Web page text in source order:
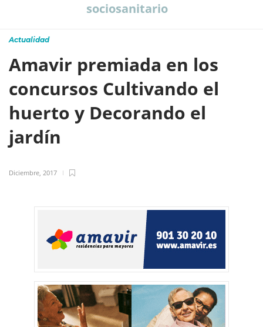
sociosanitario
Actualidad
Amavir premiada en los
concursos Cultivando el
huerto y Decorando el
jardín
Diciembre, 2017